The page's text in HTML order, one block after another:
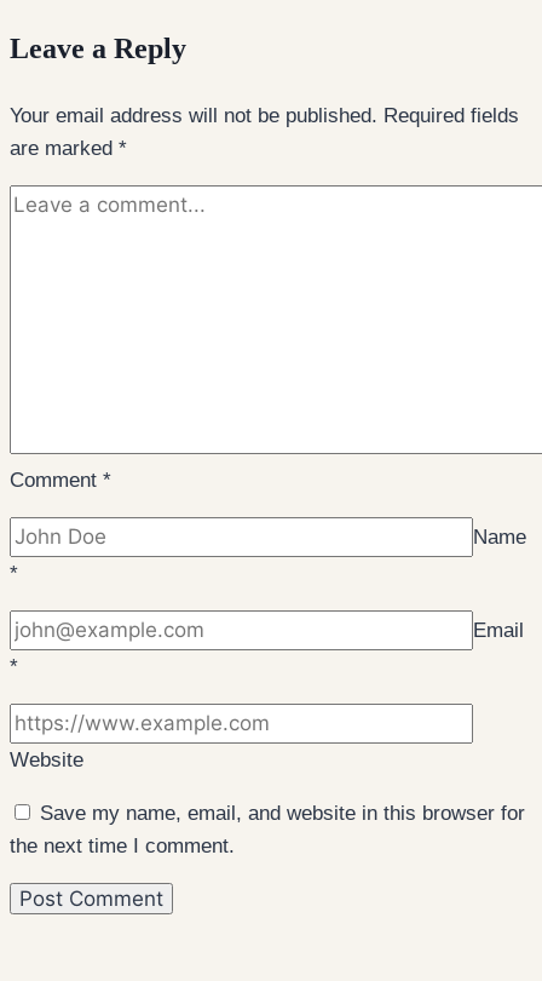
Leave a Reply
Your email address will not be published. Required fields
are marked *
Comment *
Name
*
Email
*
Website
Save my name, email, and website in this browser for
the next time I comment.